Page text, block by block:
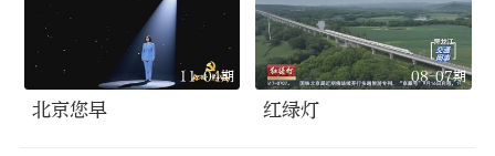
11-04期
北京您早
08-07期
红绿灯